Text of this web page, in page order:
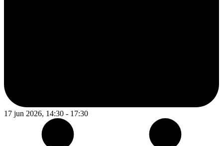
17 jun 2026, 14:30 - 17:30